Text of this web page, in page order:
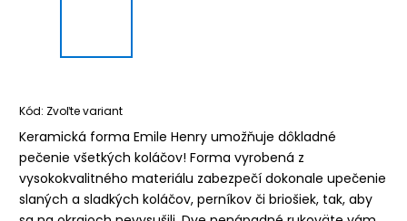
Kód: Zvoľte variant
Keramická forma Emile Henry umožňuje dôkladné
pečenie všetkých koláčov! Forma vyrobená z
vysokokvalitného materiálu zabezpečí dokonale upečenie
slaných a sladkých koláčov, perníkov či briošiek, tak, aby